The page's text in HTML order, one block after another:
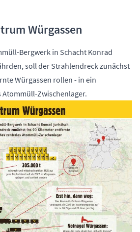
Würgassen
Bergwerk in Schacht Konrad
soll der Strahlendreck zunächst
Würgassen rollen - in ein
Atommüll-Zwischenlager.